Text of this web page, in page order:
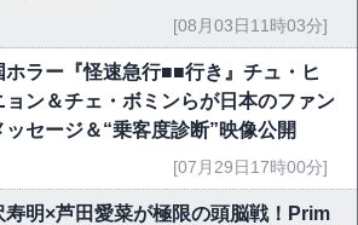
[08月03日11時03分]
ホラー『怪速急行■■行き』チュ・ヒ
ョン＆チェ・ボミンらが日本のファン
ッセージ＆“乗客度診断”映像公開
[07月29日17時00分]
寿明×芦田愛菜が極限の頭脳戦！Prim